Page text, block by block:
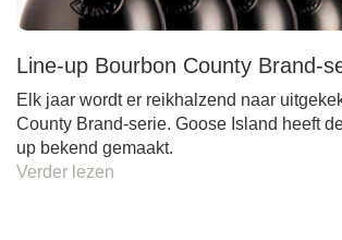
Line-up Bourbon County Brand-
Elk jaar wordt er reikhalzend naar
County Brand-serie. Goose Island heeft
up bekend gemaakt.
Verder lezen